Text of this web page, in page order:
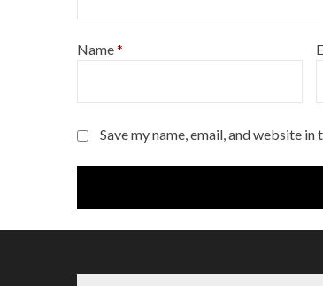
Name*
Save my name, email, and website